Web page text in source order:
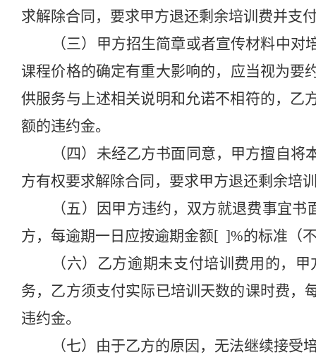
求解除合同， 要求甲方退还剩余培训 费并支
（三）甲方招生简章或者宣传材料中
课程价格的确定有重大影响的，应当视为要
供服务与上述相关说明和允诺不相符的，乙
额的违约金。
（四）未经乙方书面同意，甲方擅自
方有权要求解除合同，要求甲方退还剩余培
（五）因甲方违约，双方就退费事宜书
方，每逾期一日应按逾期金额[ ]%的标准（
（六）乙方逾期未支付培训费用的，
务，乙方须支付实际已培训天数的课时费，
违约金。
（七）由于乙方的原因，无法继续接受